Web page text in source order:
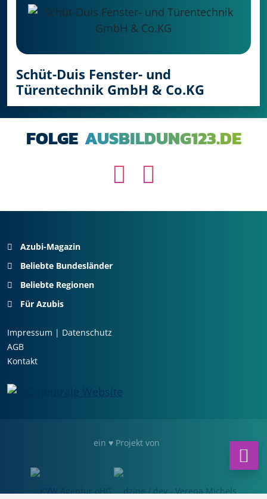
Schüt-Duis Fenster- und
Türentechnik GmbH & Co.KG
FOLGE AUSBILDUNG123.DE
Instagram
Azubi-Magazin
Beliebte Bundesländer
Beliebte Regionen
Für Azubis
Impressum | Datenschutz
AGB
Kontakt
ein ♥ Projekt von